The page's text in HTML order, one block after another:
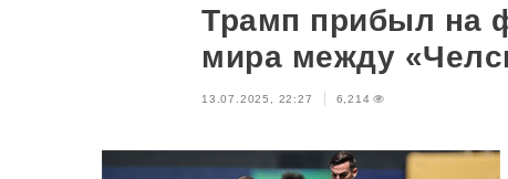
Трамп прибыл на
мира между
13.07.2025, 22:27 6,214